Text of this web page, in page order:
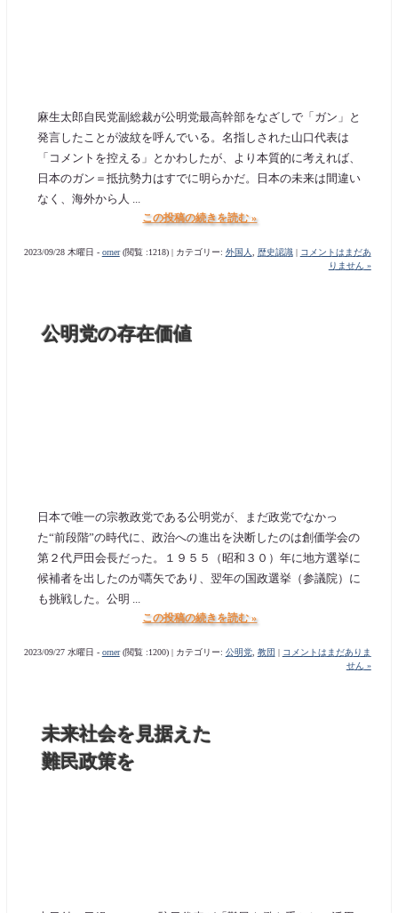
麻生太郎自民党副総裁が公明党最高幹部をなざしで「ガン」と
発言したことが波紋を呼んでいる。名指しされた山口代表は
「コメントを控える」とかわしたが、より本質的に考えれば、
日本のガン＝抵抗勢力はすでに明らかだ。日本の未来は間違い
なく、海外から人 ...
この投稿の続きを読む »
2023/09/28 木曜日 - orner(閲覧 :1218) | カテゴリー: 外国人, 歴史認識|
コメントはまだあ
りません »
公明党の存在価値
日本で唯一の宗教政党である公明党が、まだ政党でなかっ
た“前段階”の時代に、政治への進出を決断したのは創価学会の
第２代戸田会長だった。１９５５（昭和３０）年に地方選挙に
候補者を出したのが嚆矢であり、翌年の国政選挙（参議院）に
も挑戦した。公明 ...
この投稿の続きを読む »
2023/09/27 水曜日 - orner(閲覧 :1200) | カテゴリー: 公明党, 教団
コメントはまだありま
せん »
未来社会を見据えた
難民政策を